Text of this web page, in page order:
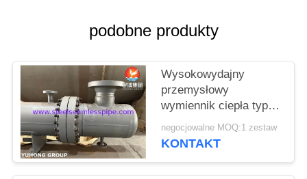
PRIVACY
POLICY
podobne produkty
Wysokowydajny
przemysłowy
wymiennik ciepła typu
płaszczowo-rurowego
TEMA do produkcji
negocjowalne MOQ:1 zestaw
KONTAKT